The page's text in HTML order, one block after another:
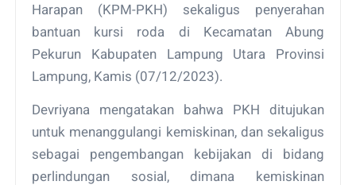
Harapan (KPM-PKH) sekaligus penyerahan
bantuan kursi roda di Kecamatan Abung
Pekurun Kabupaten Lampung Utara Provinsi
Lampung, Kamis (07/12/2023).
Devriyana mengatakan bahwa PKH ditujukan
untuk menanggulangi kemiskinan, dan sekaligus
sebagai pengembangan kebijakan di bidang
perlindungan sosial, dimana kemiskinan